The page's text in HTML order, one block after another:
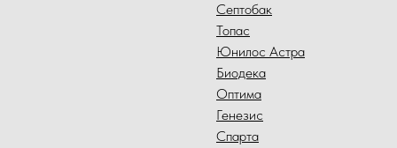
Септобак
Топас
Юнилос Астра
Биодека
Оптима
Генезис
Спарта